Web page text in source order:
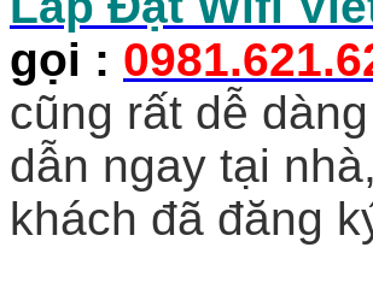
gọi :
cũng rất dễ
dẫn ngay tại
khách đã đăng